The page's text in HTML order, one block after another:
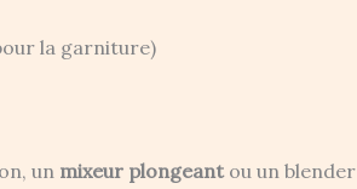
la garniture)
un mixeur plongeantou un